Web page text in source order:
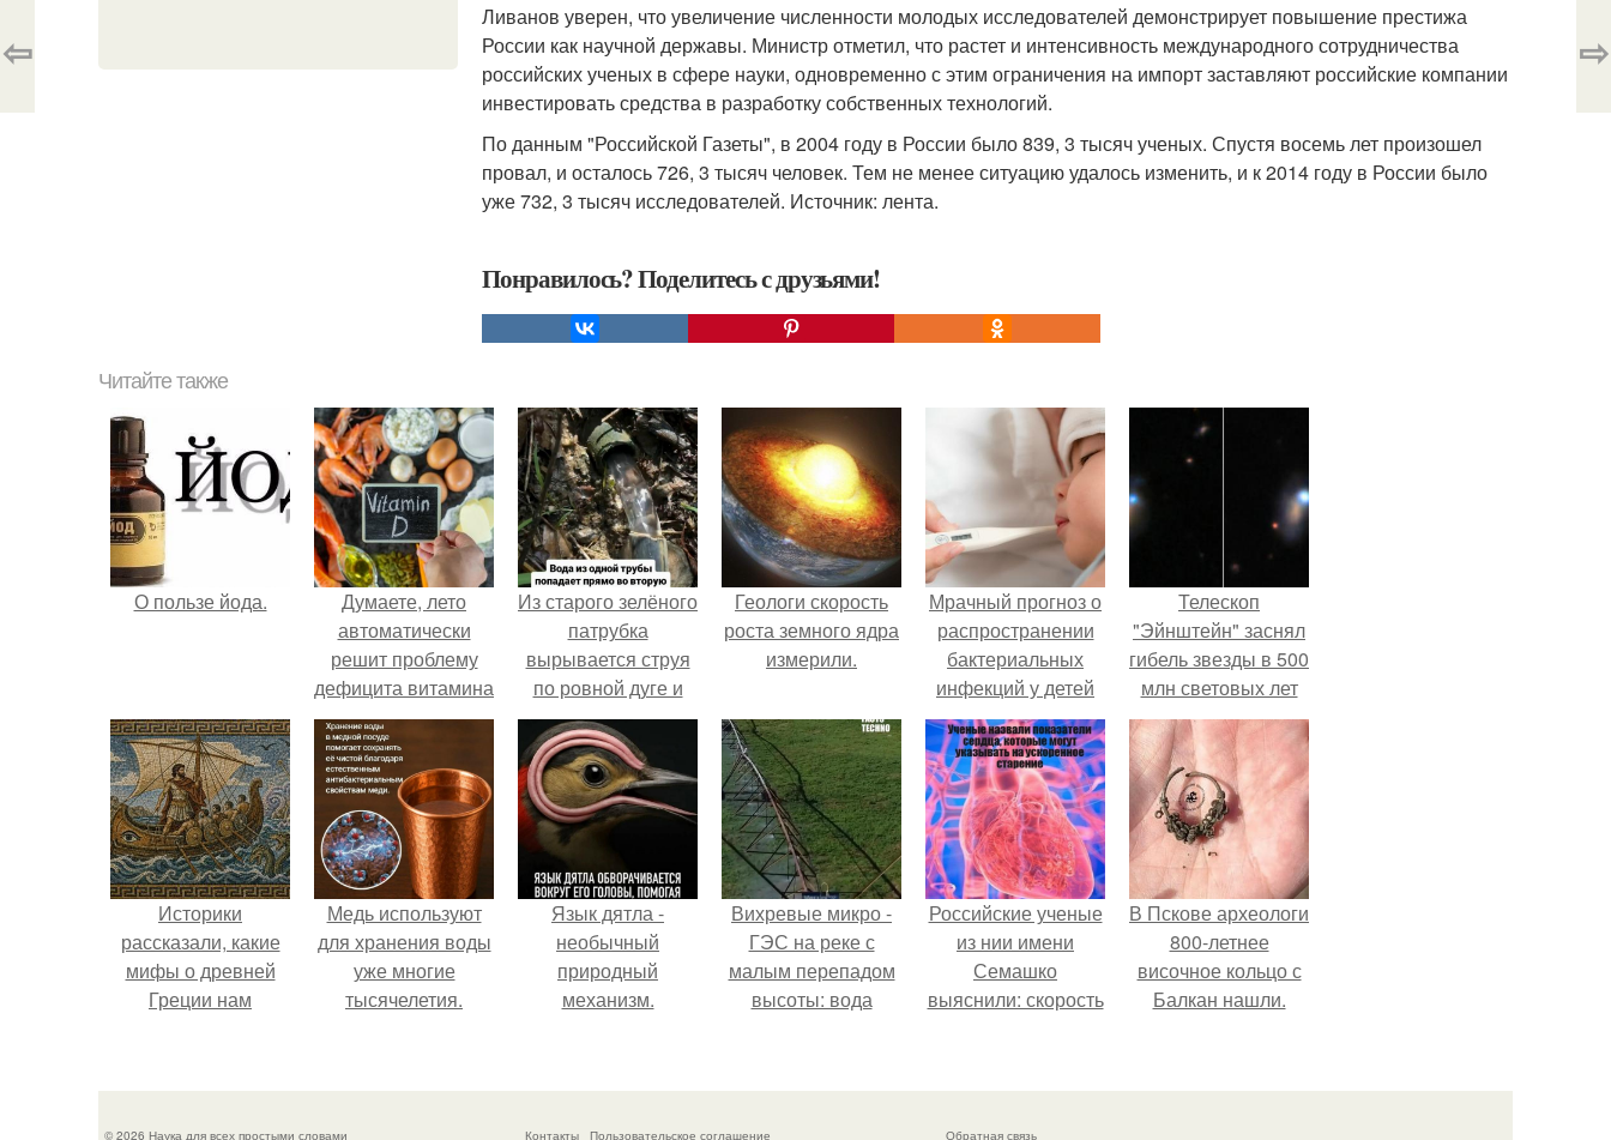
Ливанов уверен, что увеличение численности молодых исследователей демонстрирует повышение престижа
России как научной державы. Министр отметил, что растет и интенсивность международного сотрудничества
российских ученых в сфере науки, одновременно с этим ограничения на импорт заставляют российские компании
инвестировать средства в разработку собственных технологий.
По данным "Российской Газеты", в 2004 году в России было 839, 3 тысяч ученых. Спустя восемь лет произошел
провал, и осталось 726, 3 тысяч человек. Тем не менее ситуацию удалось изменить, и к 2014 году в России было
уже 732, 3 тысяч исследователей. Источник: лента.
Понравилось? Поделитесь с друзьями!
⇦ ⇨
Читайте также
О пользе йода.
Думаете, лето
автоматически
решит проблему
дефицита витамина
D?
Из старого зелёного
патрубка
вырывается струя
по ровной дуге и
точно попадает в
отверстие нижней
трубы.
Геологи скорость
роста земного ядра
измерили.
Мрачный прогноз о
распространении
бактериальных
инфекций у детей
вышел.
Телескоп
"Эйнштейн" заснял
гибель звезды в 500
млн световых лет
от земли.
Историки
рассказали, какие
мифы о древней
Греции нам
Медь используют
для хранения воды
уже многие
тысячелетия.
Язык дятла -
необычный
природный
механизм.
Вихревые микро -
ГЭС на реке с
малым перепадом
высоты: вода
вращает
Российские ученые
из нии имени
Семашко
выяснили: скорость
состояния сосудов
В Пскове археологи
800-летнее
височное кольцо с
Балкан нашли.
© 2026 Наука для всех простыми словами Контакты Пользовательское соглашение Обратная связь